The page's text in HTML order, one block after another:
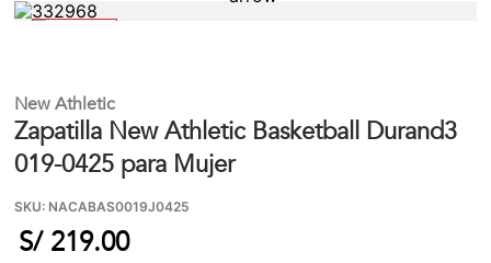
Accesorios
🏃‍♀️🏃‍♂️ Zona del Hincha
New Athletic
Zapatilla New Athletic Basketball Durand3
019-0425 para Mujer
SKU: NACABAS0019J0425
S/ 219.00